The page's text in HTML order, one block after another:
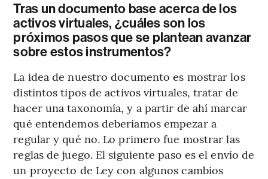
Tras un documento base acerca de los
activos virtuales, ¿cuáles son los
próximos pasos que se plantean avanzar
sobre estos instrumentos?
La idea de nuestro documento es mostrar los
distintos tipos de activos virtuales, tratar de
hacer una taxonomía, y a partir de ahí marcar
qué entendemos deberíamos empezar a
regular y qué no. Lo primero fue mostrar las
reglas de juego. El siguiente paso es el envío de
un proyecto de Ley con algunos cambios